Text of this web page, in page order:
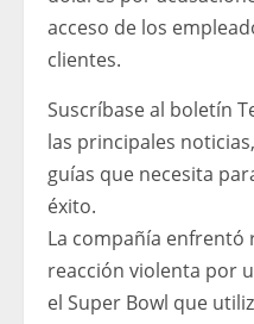
acceso de los
clientes.
Suscríbase al boletín
las principales
guías que necesita
éxito.
La compañía enfrentó
reacción violenta por
el Super Bowl que